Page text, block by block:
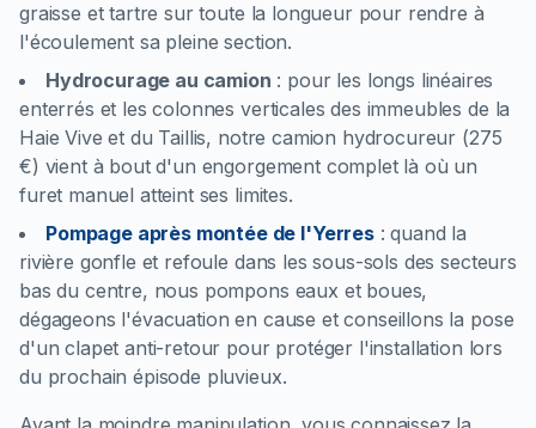
graisse et tartre sur toute la longueur pour rendre à
l'écoulement sa pleine section.
Hydrocurage au camion : pour les longs linéaires
enterrés et les colonnes verticales des immeubles de la
Haie Vive et du Taillis, notre camion hydrocureur (275
€) vient à bout d'un engorgement complet là où un
furet manuel atteint ses limites.
Pompage après montée de l'Yerres:quand la
rivière gonfle et refoule dans les sous-sols des secteurs
bas du centre, nous pompons eaux et boues,
dégageons l'évacuation en cause et conseillons la pose
d'un clapet anti-retour pour protéger l'installation lors
du prochain épisode pluvieux.